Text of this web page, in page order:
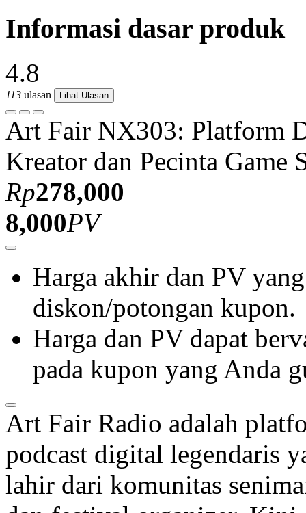
Informasi dasar produk
4.8
113 ulasan Lihat Ulasan
Art Fair NX303: Platform
Kreator dan Pecinta Game
Rp278,000
8,000PV
Harga akhir dan PV
diskon/potongan kupon.
Harga dan PV dapat
pada kupon yang Anda
Art Fair Radio adalah
podcast digital legendaris
lahir dari komunitas